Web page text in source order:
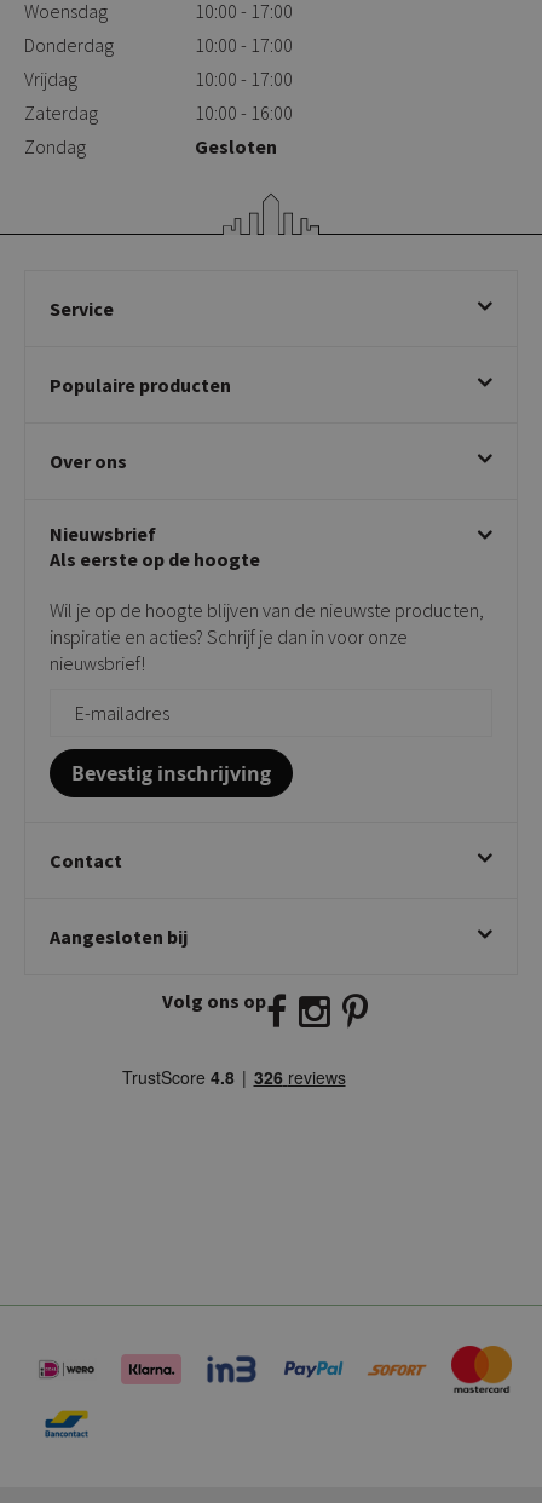
Woensdag
10:00 - 17:00
Donderdag
10:00 - 17:00
Vrijdag
10:00 - 17:00
Zaterdag
10:00 - 16:00
Zondag
Gesloten
Service
Betalen & annuleren
Klachtafhandeling
Privacy policy
Populaire producten
Draaibare eetkamerstoelen
Taupe stoelen
Tuinstoelen
Bijzettafels
Over ons
Showroom
Contact
Onderhoudsproducten
Vloerbescherming
Giftcards
Nieuwsbrief
Als eerste op de hoogte
Wil je op de hoogte blijven van de nieuwste producten,
inspiratie en acties? Schrijf je dan in voor onze
nieuwsbrief!
Bevestig inschrijving
Contact
Twijnstraweg 2
info@kickcollection.nl
Aangesloten bij
Volg ons op